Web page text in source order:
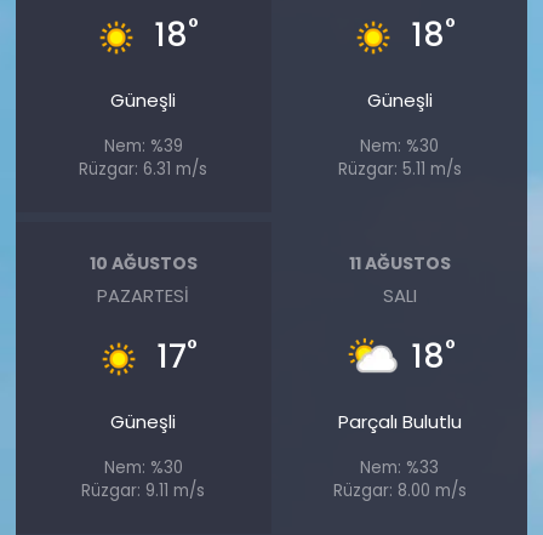
18°
Güneşli
Nem: %39
Rüzgar: 6.31 m/s
18°
Güneşli
Nem: %30
Rüzgar: 5.11 m/s
10 AĞUSTOS
PAZARTESI
17°
Güneşli
Nem: %30
Rüzgar: 9.11 m/s
11 AĞUSTOS
SALI
18°
Parçalı Bulutlu
Nem: %33
Rüzgar: 8.00 m/s